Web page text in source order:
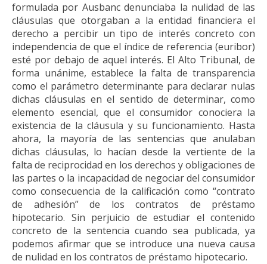
formulada por Ausbanc denunciaba la nulidad de las
cláusulas que otorgaban a la entidad financiera el
derecho a percibir un tipo de interés concreto con
independencia de que el índice de referencia (euribor)
esté por debajo de aquel interés. El Alto Tribunal, de
forma unánime, establece la falta de transparencia
como el parámetro determinante para declarar nulas
dichas cláusulas en el sentido de determinar, como
elemento esencial, que el consumidor conociera la
existencia de la cláusula y su funcionamiento. Hasta
ahora, la mayoría de las sentencias que anulaban
dichas cláusulas, lo hacían desde la vertiente de la
falta de reciprocidad en los derechos y obligaciones de
las partes o la incapacidad de negociar del consumidor
como consecuencia de la calificación como “contrato
de adhesión” de los contratos de préstamo
hipotecario. Sin perjuicio de estudiar el contenido
concreto de la sentencia cuando sea publicada, ya
podemos afirmar que se introduce una nueva causa
de nulidad en los contratos de préstamo hipotecario.